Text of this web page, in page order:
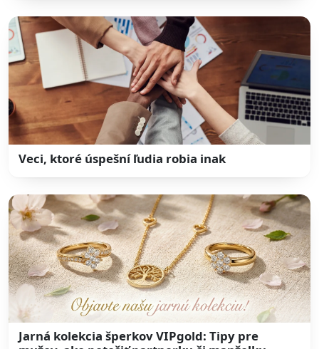
Veci, ktoré úspešní ľudia robia inak
Jarná kolekcia šperkov VIPgold: Tipy pre